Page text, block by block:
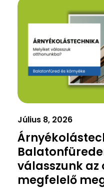
Július 8, 2026
válasszunk
megfelelő